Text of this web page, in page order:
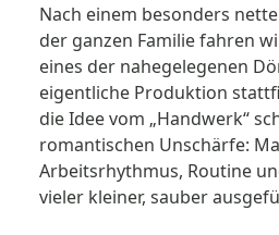
Nach einem besonders
der ganzen Familie fahren
eines der nahegelegenen
eigentliche Produktion
die Idee vom „Handwerk“
romantischen Unschärfe:
Arbeitsrhythmus, Routine
vieler kleiner, ­sauber